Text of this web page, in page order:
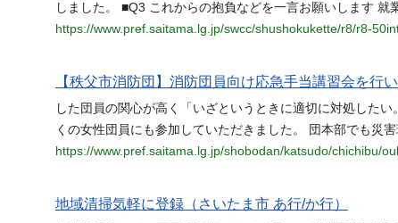
しました。 ■Q3 これからの抱負などを一言お願いします 就
https://www.pref.saitama.lg.jp/swcc/shushokukette/r8/r8-
【秩父市消防団】消防団員向け応急手当講習会を行
した団員の関心が高く「いざというときに適切に対処した
くの女性団員にも参加していただきました。 団本部でも災
https://www.pref.saitama.lg.jp/shobodan/katsudo/chichibu/
地域清掃気軽に登録（さいたま市 あ行/か行）